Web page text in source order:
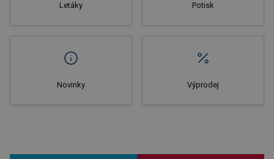
Letáky Potisk
Novinky Výprodej